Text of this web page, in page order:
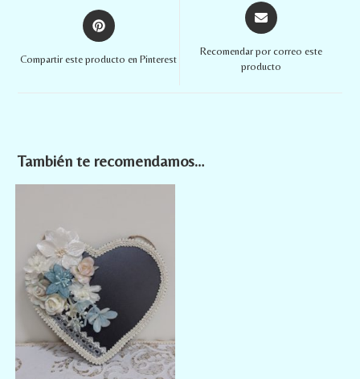
Compartir este producto en Pinterest
Recomendar por correo este
producto
También te recomendamos…